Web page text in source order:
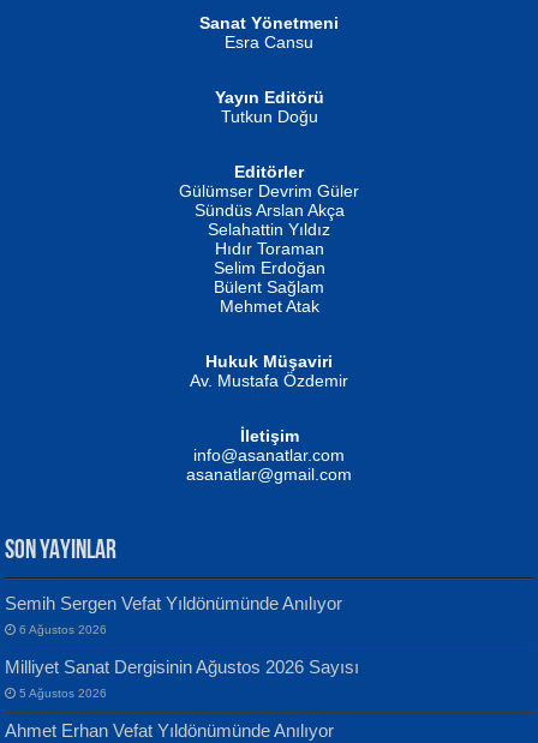
İSMAİL OKUTAN
Erkeklerin Kahrolması Ne Demektir
MUSTAFA KELOĞLU
Yarına İz Bırakmak...
Evvel Zaman Tanrıçası...
Yılmaz Ekinci
Geceye Söylenen...
Sanat Yönetmeni
Esra Cansu
Yayın Editörü
Tutkun Doğu
Editörler
Gülümser Devrim Güler
Sündüs Arslan Akça
Selahattin Yıldız
Hıdır Toraman
Selim Erdoğan
Bülent Sağlam
Mehmet Atak
Hukuk Müşaviri
Av. Mustafa Özdemir
İletişim
info@asanatlar.com
asanatlar@gmail.com
SON YAYINLAR
Semih Sergen Vefat Yıldönümünde Anılıyor
6 Ağustos 2026
Milliyet Sanat Dergisinin Ağustos 2026 Sayısı
5 Ağustos 2026
Ahmet Erhan Vefat Yıldönümünde Anılıyor